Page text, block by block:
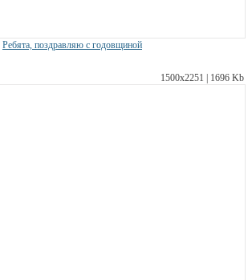
Ребята, поздравляю с годовщиной
1500х2251 | 1696 Kb